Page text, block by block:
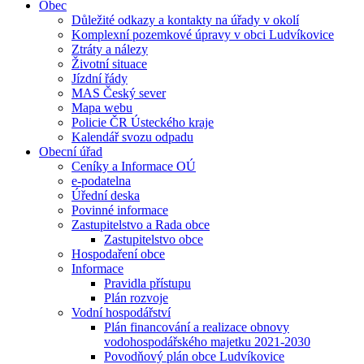
Obec
Důležité odkazy a kontakty na úřady v okolí
Komplexní pozemkové úpravy v obci Ludvíkovice
Ztráty a nálezy
Životní situace
Jízdní řády
MAS Český sever
Mapa webu
Policie ČR Ústeckého kraje
Kalendář svozu odpadu
Obecní úřad
Ceníky a Informace OÚ
e-podatelna
Úřední deska
Povinné informace
Zastupitelstvo a Rada obce
Zastupitelstvo obce
Hospodaření obce
Informace
Pravidla přístupu
Plán rozvoje
Vodní hospodářství
Plán financování a realizace obnovy
vodohospodářského majetku 2021-2030
Povodňový plán obce Ludvíkovice